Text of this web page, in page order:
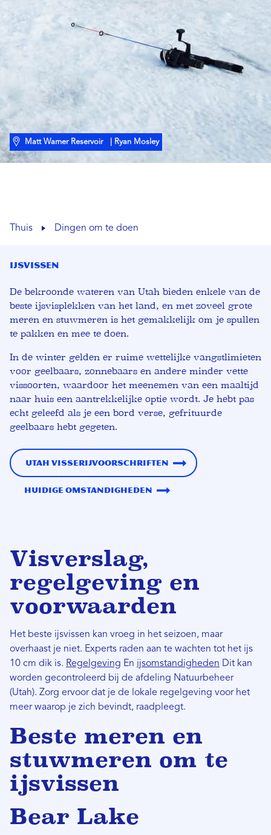
Matt Warner Reservoir | Ryan Mosley
Thuis Dingen om te doen
IJsvissen
De bekroonde wateren van Utah bieden enkele van de
beste ijsvisplekken van het land, en met zoveel grote
meren en stuwmeren is het gemakkelijk om je spullen
te pakken en mee te doen.
In de winter gelden er ruime wettelijke vangstlimieten
voor geelbaars, zonnebaars en andere minder vette
vissoorten, waardoor het meenemen van een maaltijd
naar huis een aantrekkelijke optie wordt. Je hebt pas
echt geleefd als je een bord verse, gefrituurde
geelbaars hebt gegeten.
Utah visserijvoorschriften
Huidige omstandigheden
Visverslag,
regelgeving en
voorwaarden
Het beste ijsvissen kan vroeg in het seizoen, maar
overhaast je niet. Experts raden aan te wachten tot het ijs
10 cm dik is. Regelgeving En ijsomstandigheden Dit kan
worden gecontroleerd bij de afdeling Natuurbeheer
(Utah). Zorg ervoor dat je de lokale regelgeving voor het
meer waarop je zich bevindt, raadpleegt.
Beste meren en
stuwmeren om te
ijsvissen
Bear Lake